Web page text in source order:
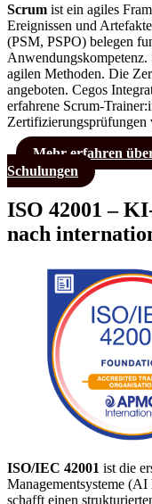
Scrum ist ein agiles
Ereignissen und
(PSM, PSPO) belegen
agilen Methoden. Die
angeboten. Cegos
erfahrene Scrum-
Zertifizierungsprüfungen
Mehr erfahren
Schulungen
ISO 42001 –
nach
ISO/IEC 42001 ist die
Managementsysteme
schafft einen